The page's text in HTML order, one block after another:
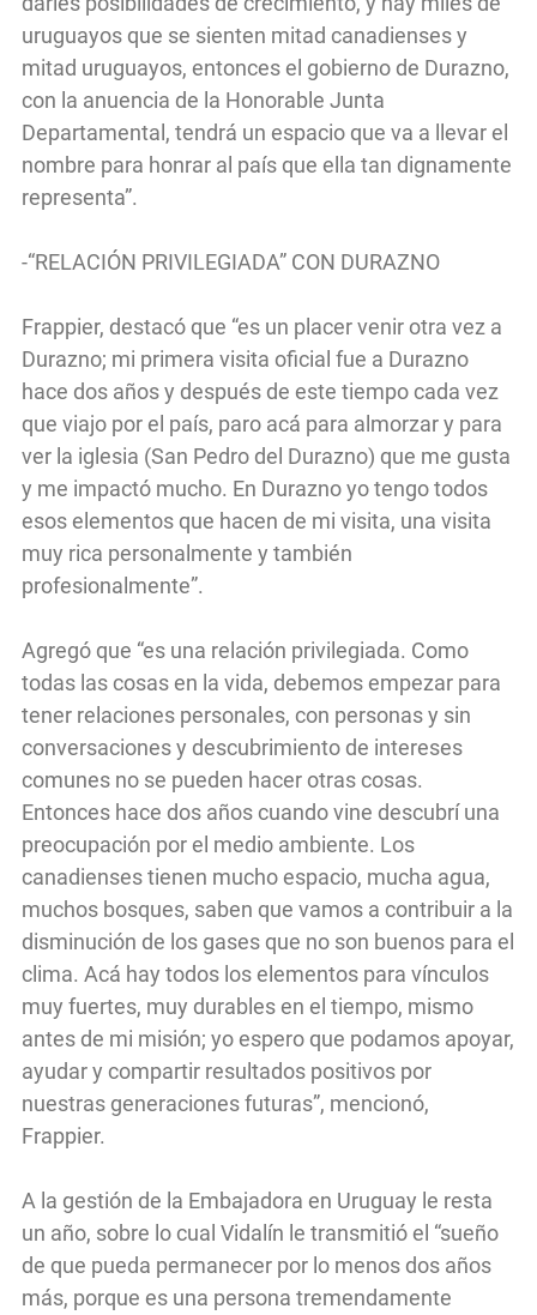
uruguayos que se sienten mitad canadienses y
mitad uruguayos, entonces el gobierno de Durazno,
con la anuencia de la Honorable Junta
Departamental, tendrá un espacio que va a llevar el
nombre para honrar al país que ella tan dignamente
representa”.
-“RELACIÓN PRIVILEGIADA” CON DURAZNO
Frappier, destacó que “es un placer venir otra vez a
Durazno; mi primera visita oficial fue a Durazno
hace dos años y después de este tiempo cada vez
que viajo por el país, paro acá para almorzar y para
ver la iglesia (San Pedro del Durazno) que me gusta
y me impactó mucho. En Durazno yo tengo todos
esos elementos que hacen de mi visita, una visita
muy rica personalmente y también
profesionalmente”.
Agregó que “es una relación privilegiada. Como
todas las cosas en la vida, debemos empezar para
tener relaciones personales, con personas y sin
conversaciones y descubrimiento de intereses
comunes no se pueden hacer otras cosas.
Entonces hace dos años cuando vine descubrí una
preocupación por el medio ambiente. Los
canadienses tienen mucho espacio, mucha agua,
muchos bosques, saben que vamos a contribuir a la
disminución de los gases que no son buenos para el
clima. Acá hay todos los elementos para vínculos
muy fuertes, muy durables en el tiempo, mismo
antes de mi misión; yo espero que podamos apoyar,
ayudar y compartir resultados positivos por
nuestras generaciones futuras”, mencionó,
Frappier.
A la gestión de la Embajadora en Uruguay le resta
un año, sobre lo cual Vidalín le transmitió el “sueño
de que pueda permanecer por lo menos dos años
más, porque es una persona tremendamente